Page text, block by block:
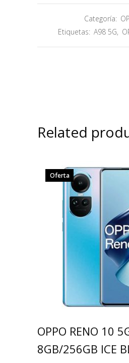
Categoría:
Etiquetas: A98 5G,
Related
Oferta
OPPO RENO 10
8GB/256GB ICE